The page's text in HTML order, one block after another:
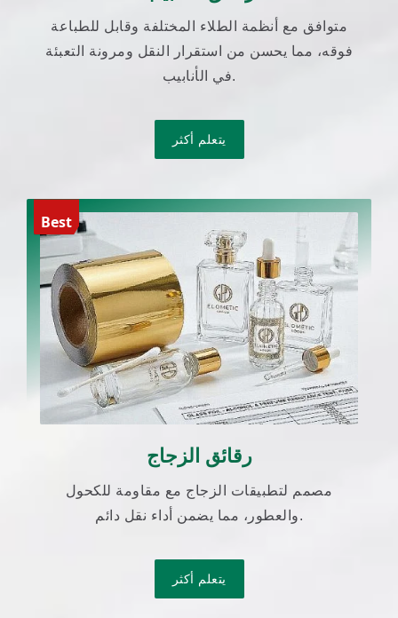
متوافق مع أنظمة الطلاء المختلفة وقابل للطباعة
فوقه، مما يحسن من استقرار النقل ومرونة التعبئة
في الأنابيب.
يتعلم أكثر
Best
رقائق الزجاج
مصمم لتطبيقات الزجاج مع مقاومة للكحول
والعطور، مما يضمن أداء نقل دائم.
يتعلم أكثر